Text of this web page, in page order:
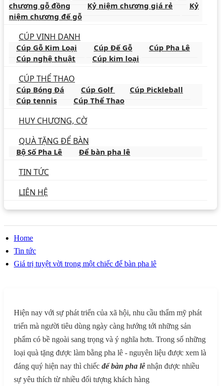
chương gỗ đồng
Kỷ niệm chương giá rẻ
Kỷ
niệm chương đế gỗ
CÚP VINH DANH
Cúp Gỗ Kim Loại Cúp Đế Gỗ
Cúp Pha Lê
Cúp nghệ thuật
Cúp kim loại
CÚP THỂ THAO
Cúp Bóng Đá Cúp Golf
Cúp Pickleball
Cúp tennis
Cúp Thể Thao
HUY CHƯƠNG, CỜ
QUÀ TẶNG ĐỂ BÀN
Bộ Số Pha Lê Để bàn pha lê
TIN TỨC
LIÊN HỆ
Home
Tin tức
Giá trị tuyệt vời trong một chiếc để bàn pha lê
Hiện nay với sự phát triển của xã hội, nhu cầu thẩm mỹ phát
triển mà người tiêu dùng ngày càng hướng tới những sản
phẩm có bề ngoài sang trọng và ý nghĩa hơn. Trong số những
loại quà tặng được làm bằng pha lê - nguyên liệu được xem là
đáng quý hiện nay thì chiếc để bàn pha lê nhận được nhiều
sự yêu thích từ nhiều đối tượng khách hàng